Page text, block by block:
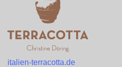
italien-terracotta.de